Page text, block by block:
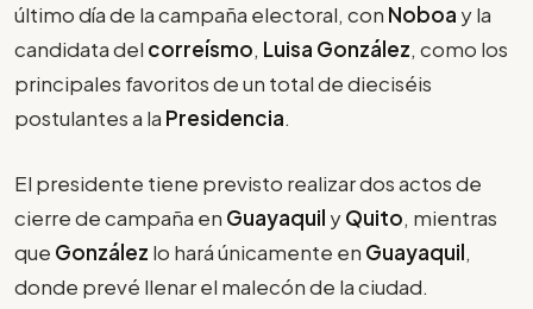
último día de la campaña electoral, con Noboa y la
candidata del correísmo, Luisa González, como los
principales favoritos de un total de dieciséis
postulantes a la Presidencia.
El presidente tiene previsto realizar dos actos de
cierre de campaña en Guayaquil yQuito, mientras
que González lo hará únicamente en Guayaquil,
donde prevé llenar el malecón de la ciudad.